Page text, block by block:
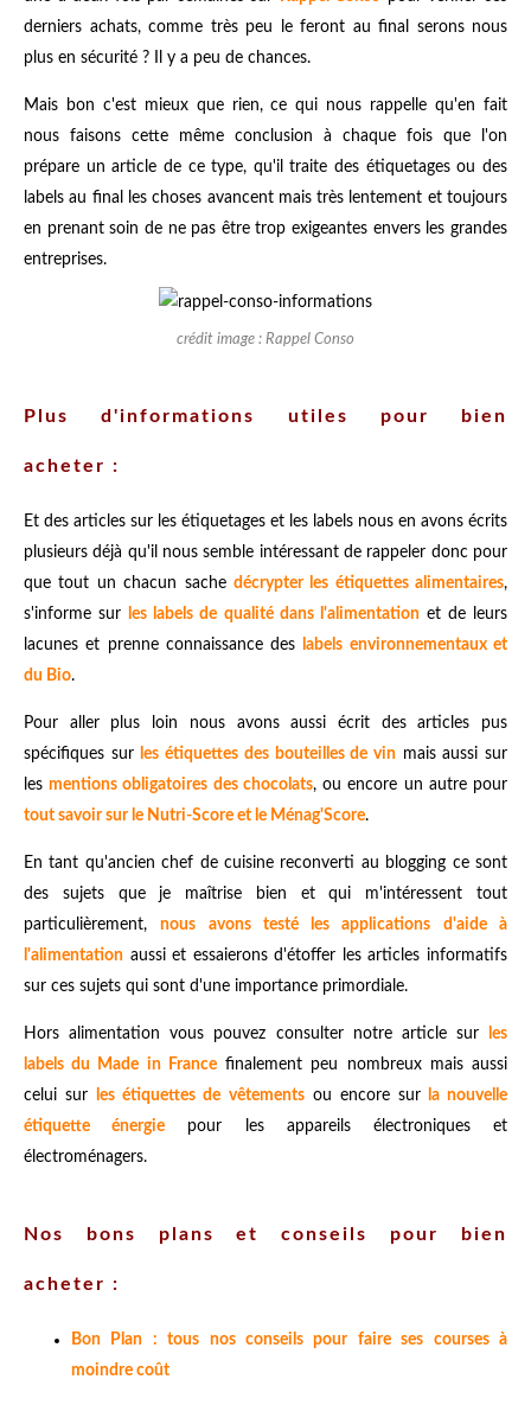
derniers achats, comme très peu le feront au final serons nous
plus en sécurité ? Il y a peu de chances.
Mais bon c'est mieux que rien, ce qui nous rappelle qu'en fait
nous faisons cette même conclusion à chaque fois que l'on
prépare un article de ce type, qu'il traite des étiquetages ou des
labels au final les choses avancent mais très lentement et toujours
en prenant soin de ne pas être trop exigeantes envers les grandes
entreprises.
crédit image : Rappel Conso
Plus d'informations utiles pour bien
acheter :
Et des articles sur les étiquetages et les labels nous en avons écrits
plusieurs déjà qu'il nous semble intéressant de rappeler donc pour
que tout un chacun sache décrypter les étiquettes alimentaires,
s'informe sur
les labels de qualité dans l'alimentationet de leurs
lacunes et prenne connaissance des
labels environnementaux et
du Bio.
Pour aller plus loin nous avons aussi écrit des articles pus
spécifiques sur les étiquettes des bouteilles de vinmais aussi sur
lesmentions obligatoires des chocolats, ou encore un autre pour
tout savoir sur le Nutri-Score et le Ménag'Score.
En tant qu'ancien chef de cuisine reconverti au blogging ce sont
des sujets que je maîtrise bien et qui m'intéressent tout
particulièrement,nous avons testé les applications d'aide à
l'alimentation aussi et essaierons d'étoffer les articles informatifs
sur ces sujets qui sont d'une importance primordiale.
Hors alimentation vous pouvez consulter notre article sur
les
labels du Made in Francefinalement peu nombreux mais aussi
celui sur
les étiquettes de vêtementsou encore sur
la nouvelle
étiquette énergie pour les appareils électroniques et
électroménagers.
Nos bons plans et conseils pour bien
acheter :
Bon Plan : tous nos conseils pour faire ses courses à
moindre coût